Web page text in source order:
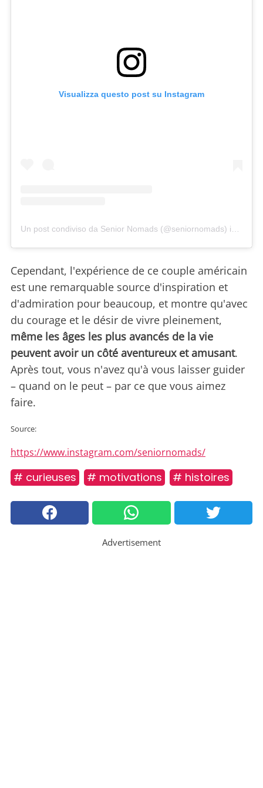
Visualizza questo post su Instagram
Un post condiviso da Senior Nomads (@seniornomads) in data:
Cependant, l'expérience de ce couple américain
est une remarquable source d'inspiration et
d'admiration pour beaucoup, et montre qu'avec
du courage et le désir de vivre pleinement,
même les âges les plus avancés de la vie
peuvent avoir un côté aventureux et amusant.
Après tout, vous n'avez qu'à vous laisser guider
– quand on le peut – par ce que vous aimez
faire.
Source:
https://www.instagram.com/seniornomads/
# curieuses # motivations # histoires
Advertisement